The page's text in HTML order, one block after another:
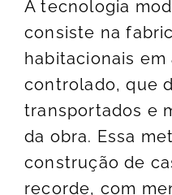
A tecnologia
consiste na
habitacionais
controlado, que
transportados e
da obra. Essa
construção de
recorde, com